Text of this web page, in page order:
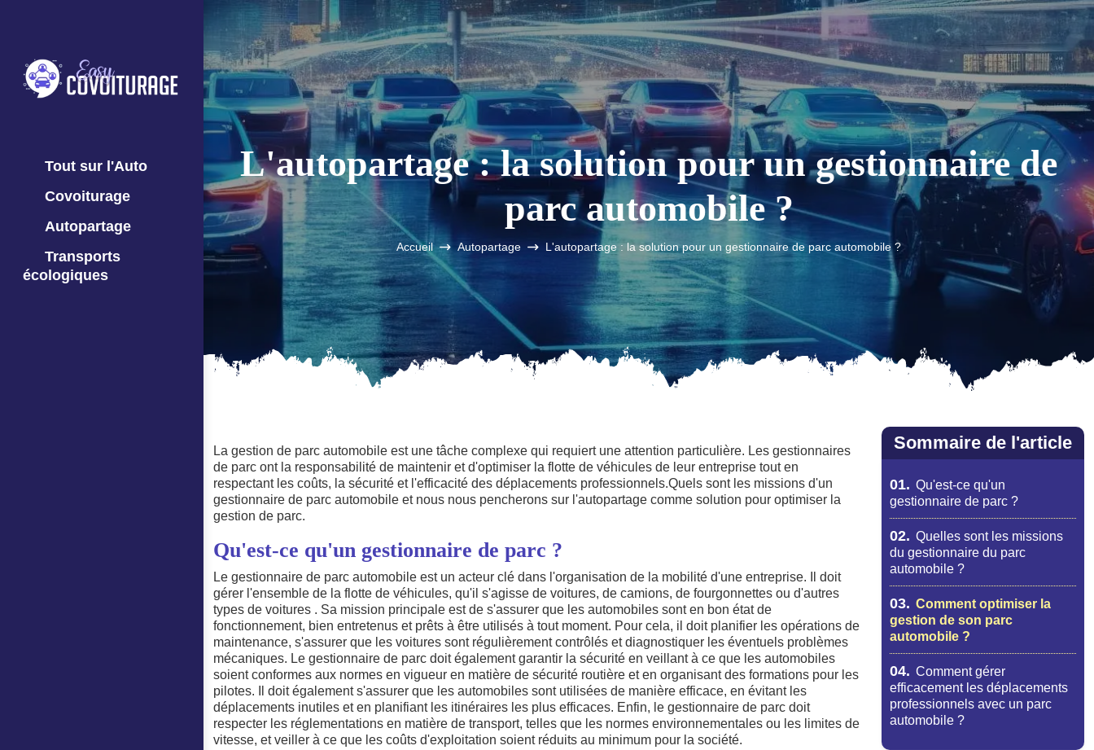
Tout sur l'Auto
Covoiturage
Autopartage
Transports
écologiques
L'autopartage : la solution pour un gestionnaire de
parc automobile ?
Accueil Autopartage L'autopartage : la solution pour un gestionnaire de parc automobile ?
La gestion de parc automobile est une tâche complexe qui requiert une attention particulière. Les gestionnaires
de parc ont la responsabilité de maintenir et d'optimiser la flotte de véhicules de leur entreprise tout en
respectant les coûts, la sécurité et l'efficacité des déplacements professionnels.Quels sont les missions d'un
gestionnaire de parc automobile et nous nous pencherons sur l'autopartage comme solution pour optimiser la
gestion de parc.
Qu'est-ce qu'un gestionnaire de parc ?
Le gestionnaire de parc automobile est un acteur clé dans l'organisation de la mobilité d'une entreprise. Il doit
gérer l'ensemble de la flotte de véhicules, qu'il s'agisse de voitures, de camions, de fourgonnettes ou d'autres
types de voitures . Sa mission principale est de s'assurer que les automobiles sont en bon état de
fonctionnement, bien entretenus et prêts à être utilisés à tout moment. Pour cela, il doit planifier les opérations de
maintenance, s'assurer que les voitures sont régulièrement contrôlés et diagnostiquer les éventuels problèmes
mécaniques. Le gestionnaire de parc doit également garantir la sécurité en veillant à ce que les automobiles
soient conformes aux normes en vigueur en matière de sécurité routière et en organisant des formations pour les
pilotes. Il doit également s'assurer que les automobiles sont utilisées de manière efficace, en évitant les
déplacements inutiles et en planifiant les itinéraires les plus efficaces. Enfin, le gestionnaire de parc doit
respecter les réglementations en matière de transport, telles que les normes environnementales ou les limites de
vitesse, et veiller à ce que les coûts d'exploitation soient réduits au minimum pour la société.
Sommaire de l'article
01. Qu'est-ce qu'un
gestionnaire de parc ?
02. Quelles sont les missions
du gestionnaire du parc
automobile ?
03. Comment optimiser la
gestion de son parc
automobile ?
04. Comment gérer
efficacement les déplacements
professionnels avec un parc
automobile ?